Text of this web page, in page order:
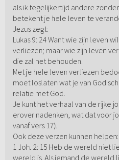
als ik tegelijkertijd andere
betekent je hele leven te
Jezus zegt:
Lukas 9: 24 Want wie zijn leven
verliezen; maar wie zijn leven
die zal het behouden.
Met je hele leven verliezen
moet loslaten wat je van God
relatie met God.
Je kunt het verhaal van de rijke
erover nadenken, wat dat voor
vanaf vers 17).
Ook deze verzen kunnen helpen:
1 Joh. 2: 15 Heb de wereld niet
wereld is. Als iemand de wereld